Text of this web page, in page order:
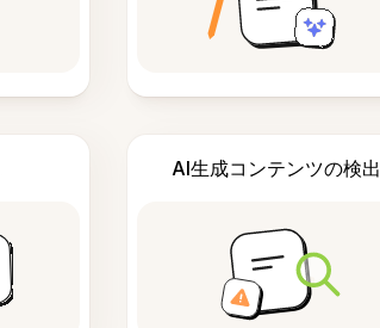
AI生成コンテンツの検出